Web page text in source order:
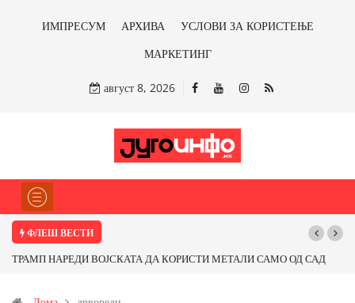
ИМПРЕСУМ АРХИВА
УСЛОВИ ЗА КОРИСТЕЊЕ
МАРКЕТИНГ
август 8, 2026
ФЛЕШ ВЕСТИ
Почнува реконструкцијата на улицата „5-ти Ноември“ во Струмица